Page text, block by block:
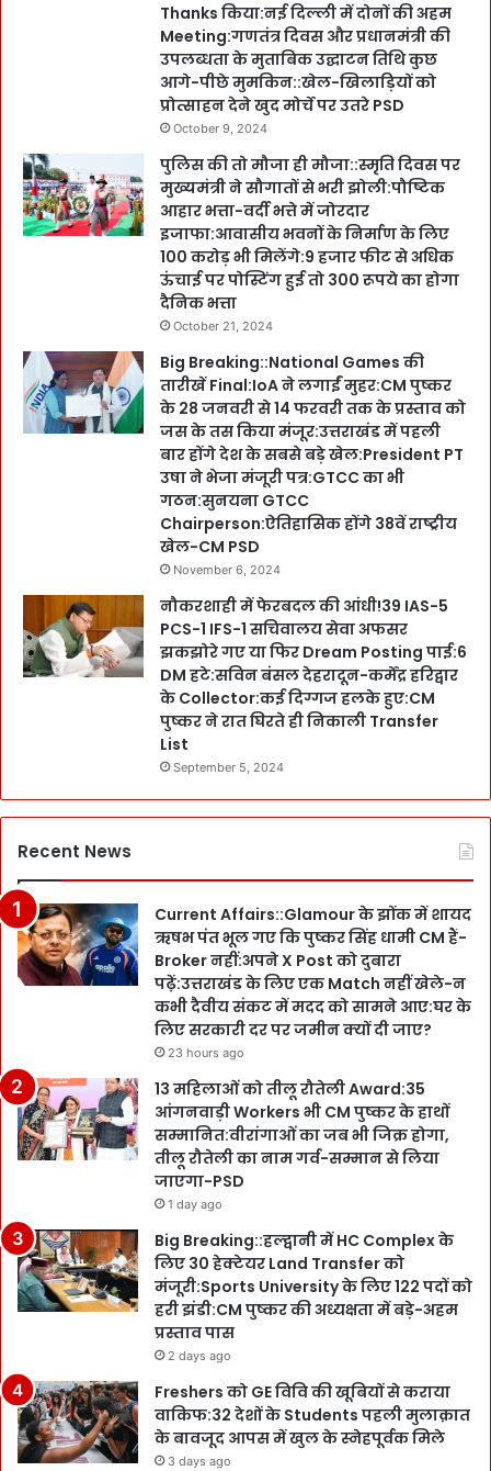
Thanks किया:नई दिल्ली में दोनों की अहम
Meeting:गणतंत्र दिवस और प्रधानमंत्री की
उपलब्धता के मुताबिक उद्घाटन तिथि कुछ
आगे-पीछे मुमकिन::खेल-खिलाड़ियों को
प्रोत्साहन देने खुद मोर्चे पर उतरे PSD
October 9, 2024
पुलिस की तो मौजा ही मौजा::स्मृति दिवस पर
मुख्यमंत्री ने सौगातों से भरी झोली:पौष्टिक
आहार भत्ता-वर्दी भत्ते में जोरदार
इजाफा:आवासीय भवनों के निर्माण के लिए
100 करोड़ भी मिलेंगे:9 हजार फीट से अधिक
ऊंचाई पर पोस्टिंग हुई तो 300 रूपये का होगा
दैनिक भत्ता
October 21, 2024
Big Breaking::National Games की
तारीखें Final:IoA ने लगाईं मुहर:CM पुष्कर
के 28 जनवरी से 14 फरवरी तक के प्रस्ताव को
जस के तस किया मंजूर:उत्तराखंड में पहली
बार होंगे देश के सबसे बड़े खेल:President PT
उषा ने भेजा मंजूरी पत्र:GTCC का भी
गठन:सुनयना GTCC
Chairperson:ऐतिहासिक होंगे 38वें राष्ट्रीय
खेल-CM PSD
November 6, 2024
नौकरशाही में फेरबदल की आंधी!39 IAS-5
PCS-1 IFS-1 सचिवालय सेवा अफसर
झकझोरे गए या फिर Dream Posting पाई:6
DM हटे:सविन बंसल देहरादून-कर्मेंद्र हरिद्वार
के Collector:कई दिग्गज हलके हुए:CM
पुष्कर ने रात घिरते ही निकाली Transfer
List
September 5, 2024
Recent News
Current Affairs::Glamour के झोंक में शायद
ऋषभ पंत भूल गए कि पुष्कर सिंह धामी CM हैं-
Broker नहीं:अपने X Post को दुबारा
पढ़ें:उत्तराखंड के लिए एक Match नहीं खेले-न
कभी दैवीय संकट में मदद को सामने आए:घर के
लिए सरकारी दर पर जमीन क्यों दी जाए?
23 hours ago
13 महिलाओं को तीलू रौतेली Award:35
आंगनवाड़ी Workers भी CM पुष्कर के हाथों
सम्मानित:वीरांगाओं का जब भी जिक्र होगा,
तीलू रौतेली का नाम गर्व-सम्मान से लिया
जाएगा-PSD
1 day ago
Big Breaking::हल्द्वानी में HC Complex के
लिए 30 हेक्टेयर Land Transfer को
मंजूरी:Sports University के लिए 122 पदों को
हरी झंडी:CM पुष्कर की अध्यक्षता में बड़े-अहम
प्रस्ताव पास
2 days ago
Freshers को GE विवि की खूबियों से कराया
वाकिफ:32 देशों के Students पहली मुलाक़ात
के बावजूद आपस में खुल के स्नेहपूर्वक मिले
3 days ago